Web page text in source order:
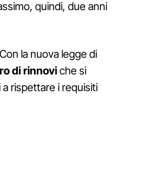
quindi, due anni
la nuova legge di
di rinnoviche si
rispettare i requisiti